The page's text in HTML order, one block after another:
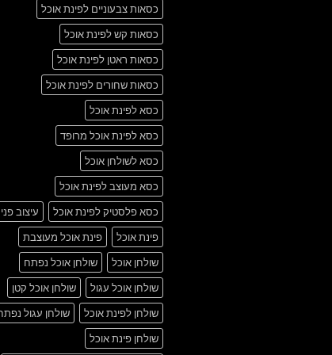
כסאות צבעוניים לפינת אוכל
כסאות קש לפינת אוכל
כסאות ראטן לפינת אוכל
כסאות שחורים לפינת אוכל
כסא לפינת אוכל
כסא לפינת אוכל מרופד
כסא לשולחן אוכל
כסא מעוצב לפינת אוכל
כסא פלסטיק לפינת אוכל
עיצוב
פינת אוכל
פינת אוכל מעוצבת
שולחן אוכל
שולחן אוכל נפתח
שולחן אוכל עגול
שולחן אוכל קטן
שולחן לפינת אוכל
שולחן עגול
שולחן פינת אוכל